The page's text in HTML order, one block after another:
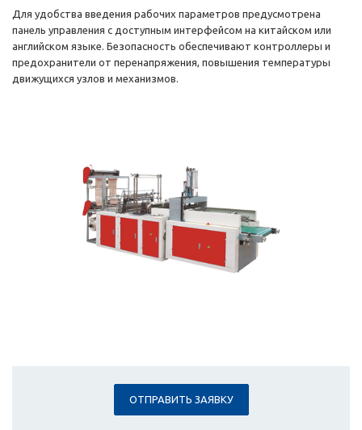
Для удобства введения рабочих параметров предусмотрена
панель управления с доступным интерфейсом на китайском или
английском языке. Безопасность обеспечивают контроллеры и
предохранители от перенапряжения, повышения температуры
движущихся узлов и механизмов.
ОТПРАВИТЬ ЗАЯВКУ